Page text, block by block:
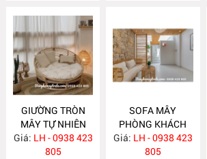
GIƯỜNG TRÒN
MÂY TỰ NHIÊN
MA563
Giá: LH - 0938 423
805
SOFA MÂY
PHÒNG KHÁCH
MA557
Giá: LH - 0938 423
805